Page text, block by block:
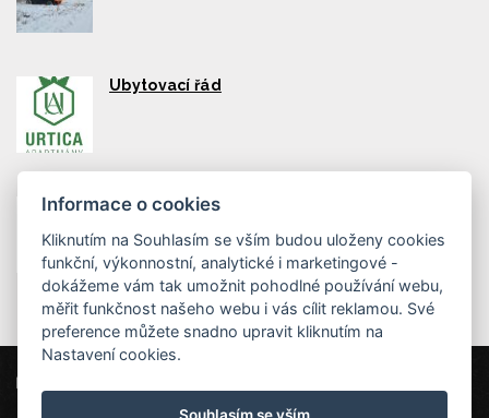
Ubytovací řád
Chytrý přístup
Informace o cookies
Kliknutím na Souhlasím se vším budou uloženy cookies
funkční, výkonnostní, analytické i marketingové -
dokážeme vám tak umožnit pohodlné používání webu,
měřit funkčnost našeho webu i vás cílit reklamou. Své
preference můžete snadno upravit kliknutím na
Nastavení cookies.
Souhlasím se vším